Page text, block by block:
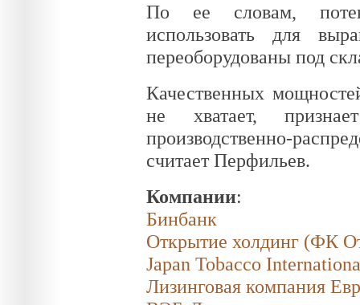
По ее словам,
использовать для
переоборудованы под
Качественных
не хватает,
производственно-
считает Перфильев.
Компании:
Бинбанк
Открытие холдинг (ФК
Japan Tobacco
Лизинговая компания